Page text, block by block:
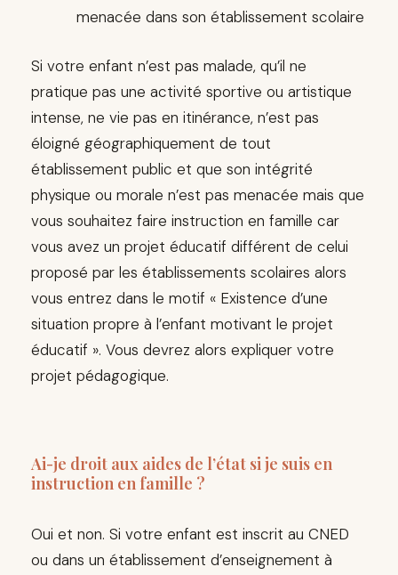
menacée dans son établissement scolaire
Si votre enfant n’est pas malade, qu’il ne
pratique pas une activité sportive ou artistique
intense, ne vie pas en itinérance, n’est pas
éloigné géographiquement de tout
établissement public et que son intégrité
physique ou morale n’est pas menacée mais que
vous souhaitez faire instruction en famille car
vous avez un projet éducatif différent de celui
proposé par les établissements scolaires alors
vous entrez dans le motif « Existence d’une
situation propre à l’enfant motivant le projet
éducatif ». Vous devrez alors expliquer votre
projet pédagogique.
Ai-je droit aux aides de l’état si je suis en
instruction en famille ?
Oui et non. Si votre enfant est inscrit au CNED
ou dans un établissement d’enseignement à